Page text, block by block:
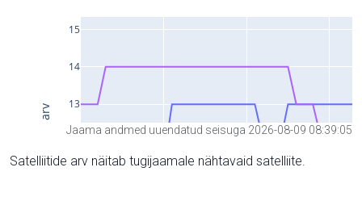
Jaama andmed uuendatud seisuga 2026-08-09 08:39:05
Satelliitide arv näitab tugijaamale nähtavaid satelliite.